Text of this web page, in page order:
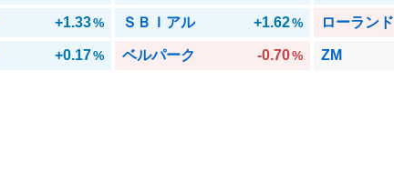
+1.33% ＳＢＩアル +1.62% ローランド
+0.17% ベルパーク -0.70% ZM